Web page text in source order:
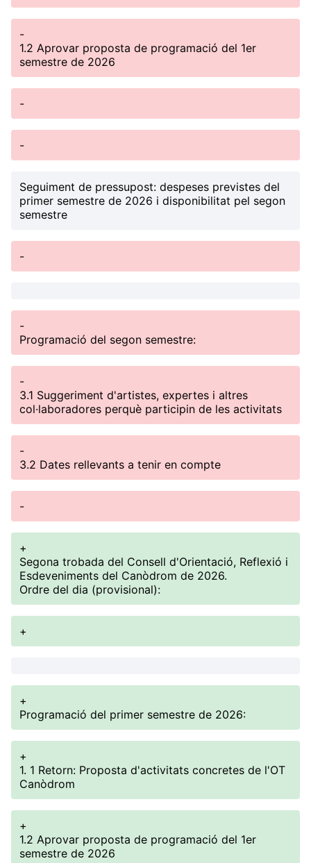
-
1.2 Aprovar proposta de programació del 1er
semestre de 2026
-
-
Seguiment de pressupost: despeses previstes del
primer semestre de 2026 i disponibilitat pel segon
semestre
-
-
Programació del segon semestre:
-
3.1 Suggeriment d'artistes, expertes i altres
col·laboradores perquè participin de les activitats
-
3.2 Dates rellevants a tenir en compte
-
+
Segona trobada del Consell d'Orientació, Reflexió i
Esdeveniments del Canòdrom de 2026.
Ordre del dia (provisional):
+
+
Programació del primer semestre de 2026:
+
1. 1 Retorn: Proposta d'activitats concretes de l'OT
Canòdrom
+
1.2 Aprovar proposta de programació del 1er
semestre de 2026